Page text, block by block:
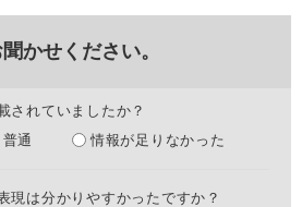
かせください。
されていましたか？
普通 情報が足りなかった
現は分かりやすかったですか？